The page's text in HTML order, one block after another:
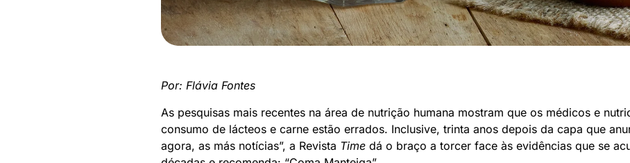
Por: Flávia Fontes
As pesquisas mais recentes na área de nutrição humana mostram que os médicos e
consumo de lácteos e carne estão errados. Inclusive, trinta anos depois da capa que
agora, as más notícias”, a Revista Time dá o braço a torcer face às evidências que se